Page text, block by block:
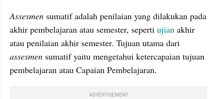
Assesmen sumatif adalah penilaian yang dilakukan pada
akhir pembelajaran atau semester, seperti ujian akhir
assesmen sumatif yaitu mengetahui ketercapaian tujuan
pembelajaran atau Capaian Pembelajaran.
ADVERTISEMENT